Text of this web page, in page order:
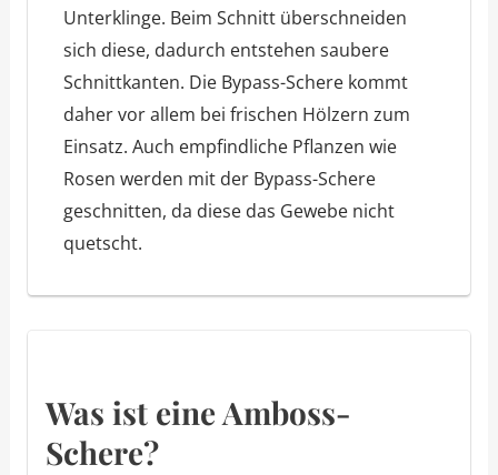
Unterklinge. Beim Schnitt überschneiden
sich diese, dadurch entstehen saubere
Schnittkanten. Die Bypass-Schere kommt
daher vor allem bei frischen Hölzern zum
Einsatz. Auch empfindliche Pflanzen wie
Rosen werden mit der Bypass-Schere
geschnitten, da diese das Gewebe nicht
quetscht.
Was ist eine Amboss-
Schere?